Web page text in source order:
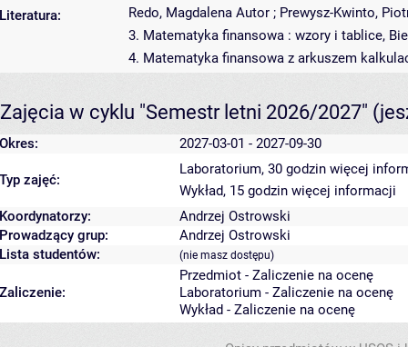
Literatura:
Redo, Magdalena Autor ; Prewysz-Kwinto,
3. Matematyka finansowa : wzory i tablice,
4. Matematyka finansowa z arkuszem
Zajęcia w cyklu "Semestr letni 2026/2027"
Okres: 2027-03-01 - 2027-09-30
Typ zajęć:
Laboratorium, 30 godzin więcej
Wykład, 15 godzin więcej informacji
Koordynatorzy:
Andrzej Ostrowski
Prowadzący grup:
Andrzej Ostrowski
Lista studentów:
(nie masz dostępu)
Zaliczenie:
Przedmiot - Zaliczenie na ocenę
Laboratorium - Zaliczenie na ocenę
Wykład - Zaliczenie na ocenę